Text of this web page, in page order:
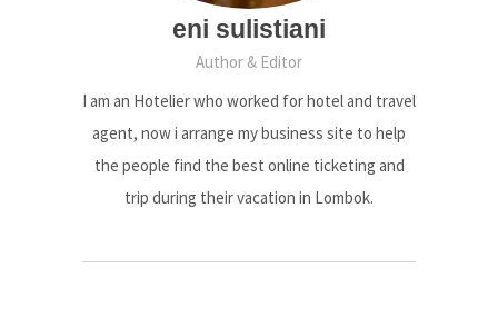
eni sulistiani
Author & Editor
I am an Hotelier who worked for hotel and travel
agent, now i arrange my business site to help
the people find the best online ticketing and
trip during their vacation in Lombok.